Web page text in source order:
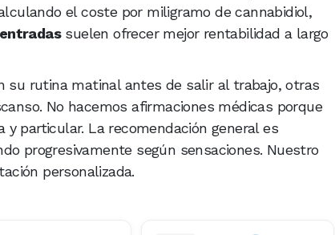
el coste por miligramo de cannabidiol,
suelen ofrecer mejor rentabilidad a largo
su rutina matinal antes de salir al trabajo, otras
No hacemos afirmaciones médicas porque
particular. La recomendación general es
progresivamente según sensaciones. Nuestro
personalizada.